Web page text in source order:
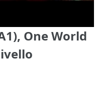
One World